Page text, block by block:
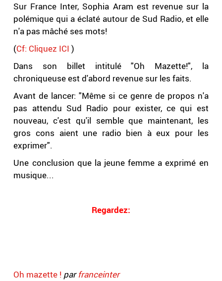
Sur France Inter, Sophia Aram est revenue sur la
polémique qui a éclaté autour de Sud Radio, et elle
n'a pas mâché ses mots!
(Cf: Cliquez ICI)
Dans son billet intitulé "Oh Mazette!", la
chroniqueuse est d'abord revenue sur les faits.
Avant de lancer: "Même si ce genre de propos n'a
pas attendu Sud Radio pour exister, ce qui est
nouveau, c'est qu'il semble que maintenant, les
gros cons aient une radio bien à eux pour les
exprimer".
Une conclusion que la jeune femme a exprimé en
musique...
Regardez:
Oh mazette ! parfranceinter